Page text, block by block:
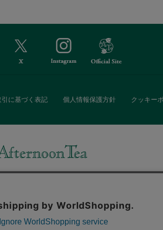
に基づく表記 個人情報保護方針 クッキー
ギフトにぴったりの豊富な商品がラインナップ。
フト」サービスもご提供しています。